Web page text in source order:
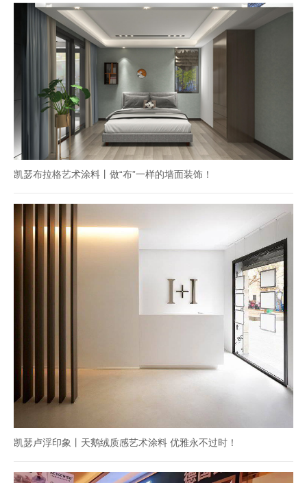
凯瑟布拉格艺术涂料丨做“布”一样的墙面装饰！
凯瑟卢浮印象丨天鹅绒质感艺术涂料 优雅永不过时！